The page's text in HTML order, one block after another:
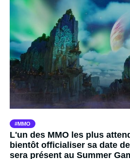
MMO
L'un des MMO les plus
bientôt officialiser sa date
sera présent au Summer